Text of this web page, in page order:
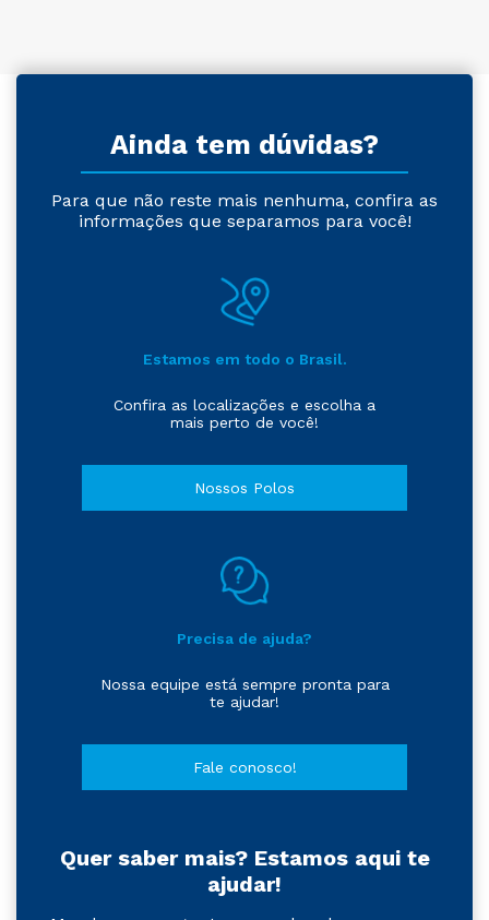
Ainda tem dúvidas?
Para que não reste mais nenhuma, confira as
informações que separamos para você!
Estamos em todo o Brasil.
Confira as localizações e escolha a
mais perto de você!
Nossos Polos
Precisa de ajuda?
Nossa equipe está sempre pronta para
te ajudar!
Fale conosco!
Quer saber mais? Estamos aqui te
ajudar!